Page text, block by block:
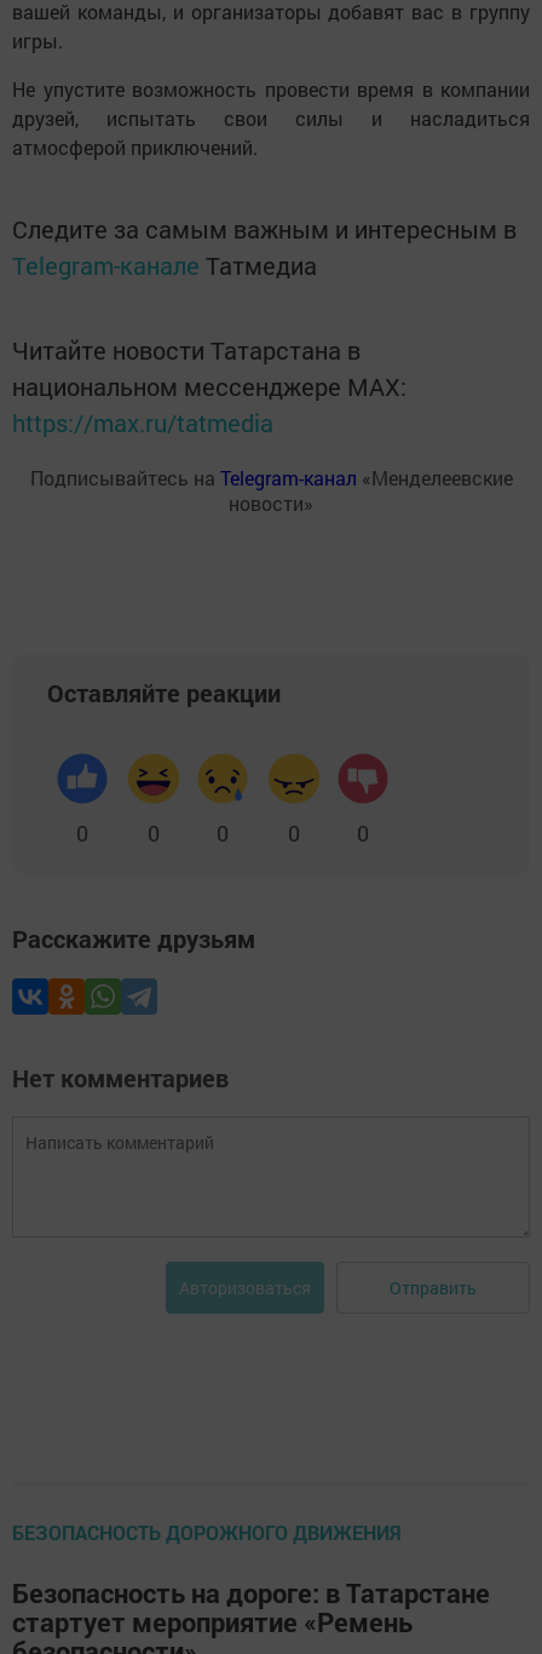
вашей команды, и организаторы добавят вас в группу
игры.
Не упустите возможность провести время в компании
друзей, испытать свои силы и насладиться
атмосферой приключений.
Следите за самым важным и интересным в
Telegram-канале Татмедиа
Читайте новости Татарстана в
национальном мессенджере MАХ:
https://max.ru/tatmedia
Подписывайтесь на Telegram-канал «Менделеевские
новости»
Оставляйте реакции
0 0 0 0 0
Расскажите друзьям
Нет комментариев
Авторизоваться Отправить
БЕЗОПАСНОСТЬ ДОРОЖНОГО ДВИЖЕНИЯ
Безопасность на дороге: в Татарстане
стартует мероприятие «Ремень